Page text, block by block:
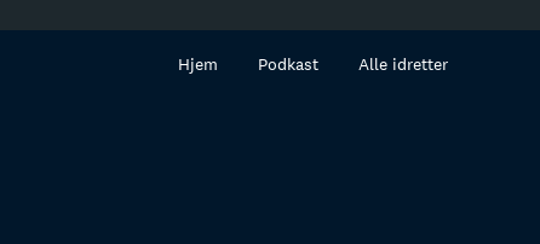
innhold
Hjem Podkast Alle idretter